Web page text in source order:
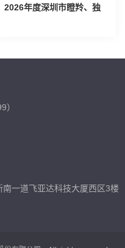
2026年度深圳市瞪羚、独
）
一道飞亚达科技大厦西区3楼